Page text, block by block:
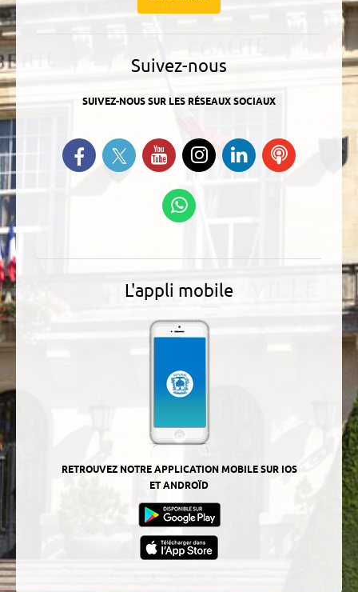
Suivez-nous
SUIVEZ-NOUS SUR LES RÉSEAUX SOCIAUX
Retrouvez-nous sur Facebook
Suivez-nous sur Twitter
Suivez-nous sur YouTube
Suivez-nous sur
Instagram
Retrouvez-
nous sur
Ecoutez
L'appli mobile
RETROUVEZ NOTRE APPLICATION MOBILE SUR IOS
ET ANDROÏD